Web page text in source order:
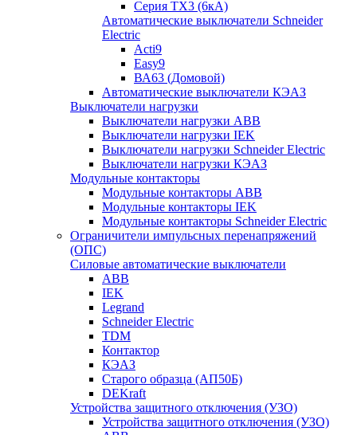
Серия TX3 (6кА)
Автоматические выключатели Schneider
Electric
Acti9
Easy9
ВА63 (Домовой)
Автоматические выключатели КЭАЗ
Выключатели нагрузки
Выключатели нагрузки ABB
Выключатели нагрузки IEK
Выключатели нагрузки Schneider Electric
Выключатели нагрузки КЭАЗ
Модульные контакторы
Модульные контакторы ABB
Модульные контакторы IEK
Модульные контакторы Schneider Electric
Ограничители импульсных перенапряжений
(ОПС)
Силовые автоматические выключатели
ABB
IEK
Legrand
Schneider Electric
TDM
Контактор
КЭАЗ
Старого образца (АП50Б)
DEKraft
Устройства защитного отключения (УЗО)
Устройства защитного отключения (УЗО)